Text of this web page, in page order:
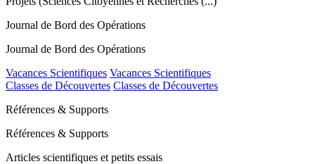
Journal de Bord des Opérations
Journal de Bord des Opérations
Vacances Scientifiques Vacances Scientifiques
Classes de Découvertes Classes de Découvertes
Références & Supports
Références & Supports
Articles scientifiques et petits essais